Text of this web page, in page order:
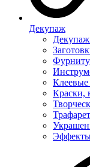
Декупаж
Клеевые
Краски,